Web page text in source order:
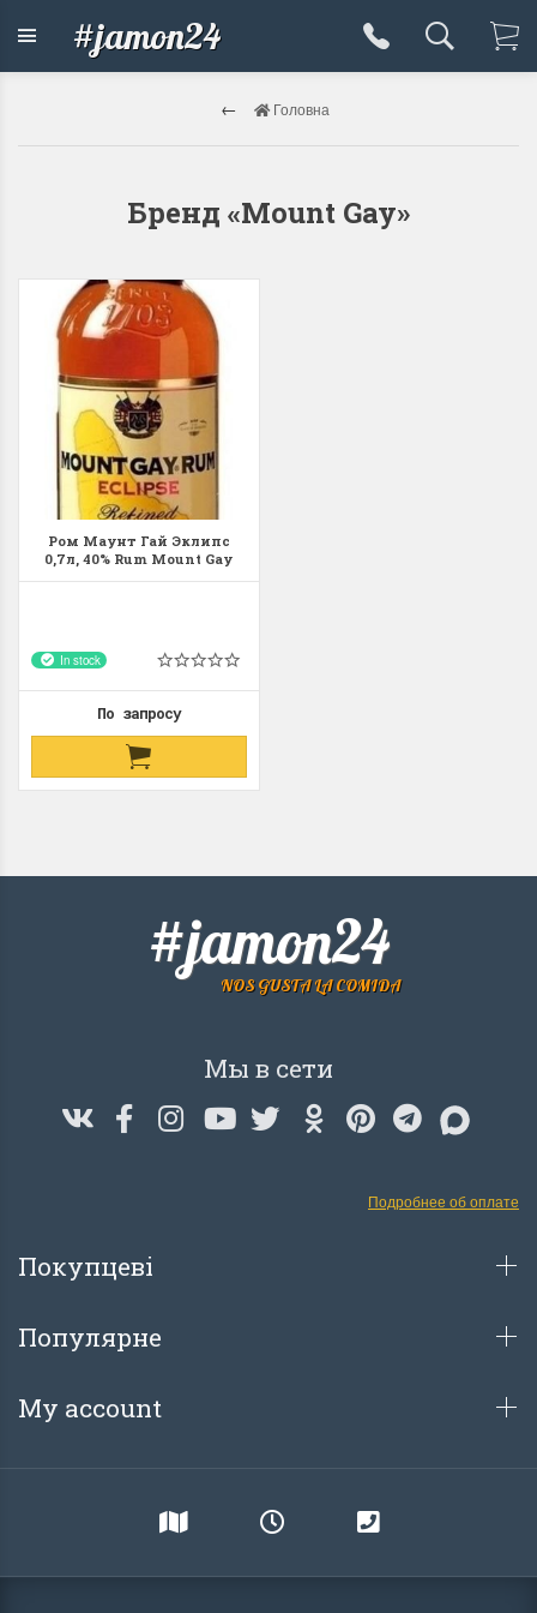
#jamon24
Головна
Бренд «Mount Gay»
Ром Маунт Гай Эклипс
0,7л, 40% Rum Mount Gay
Eclipse 70cl Барбадос
In stock
По запросу
#jamon24
NOS GUSTA LA COMIDA
Мы в сети
Подробнее об оплате
Покупцеві
Популярне
My account